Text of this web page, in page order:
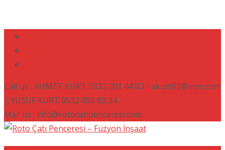
Call us : AHMET KURT 0532 201 44 03 - akurt62@msn.com
| YUSUF KURT 0532 050 83 24
Mail us : info@rotocatipenceresi.com